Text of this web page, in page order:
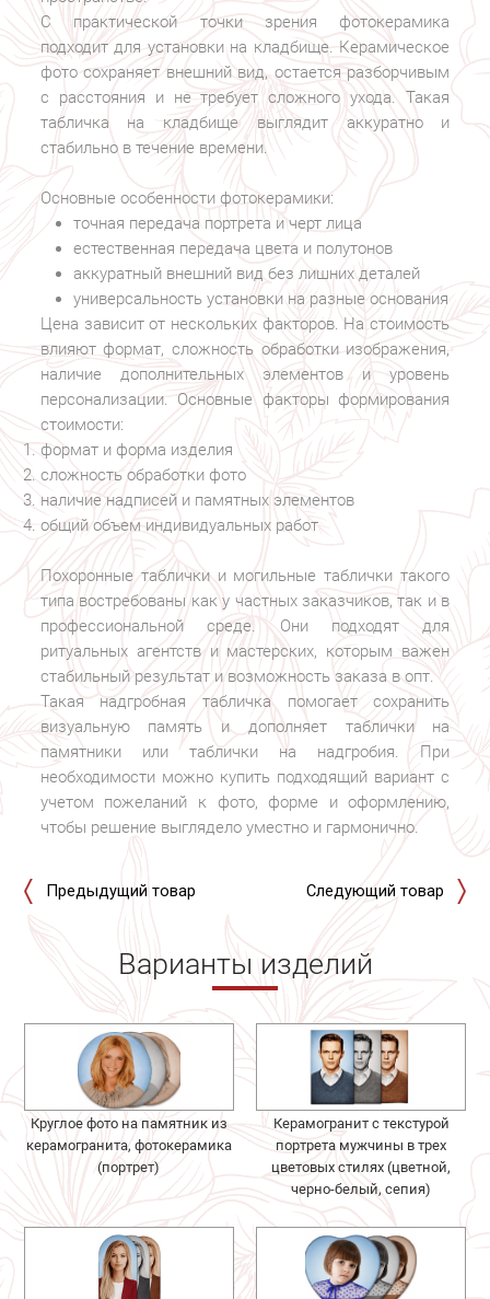
С практической точки зрения фотокерамика
подходит для установки на кладбище. Керамическое
фото сохраняет внешний вид, остается разборчивым
с расстояния и не требует сложного ухода. Такая
табличка на кладбище выглядит аккуратно и
стабильно в течение времени.
Основные особенности фотокерамики:
точная передача портрета и черт лица
естественная передача цвета и полутонов
аккуратный внешний вид без лишних деталей
универсальность установки на разные основания
Цена зависит от нескольких факторов. На стоимость
влияют формат, сложность обработки изображения,
наличие дополнительных элементов и уровень
персонализации. Основные факторы формирования
стоимости:
формат и форма изделия
сложность обработки фото
наличие надписей и памятных элементов
общий объем индивидуальных работ
Похоронные таблички и могильные таблички такого
типа востребованы как у частных заказчиков, так и в
профессиональной среде. Они подходят для
ритуальных агентств и мастерских, которым важен
стабильный результат и возможность заказа в опт.
Такая надгробная табличка помогает сохранить
визуальную память и дополняет таблички на
памятники или таблички на надгробия. При
необходимости можно купить подходящий вариант с
учетом пожеланий к фото, форме и оформлению,
чтобы решение выглядело уместно и гармонично.
Предыдущий товар Следующий товар
Варианты изделий
Круглое фото на памятник из
керамогранита, фотокерамика
(портрет)
Керамогранит с текстурой
портрета мужчины в трех
цветовых стилях (цветной,
черно-белый, сепия)